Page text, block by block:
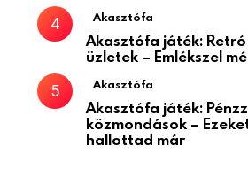
Akasztófa
Akasztófa játék:
üzletek – Emlékszel
Akasztófa
Akasztófa játék:
közmondások –
hallottad már